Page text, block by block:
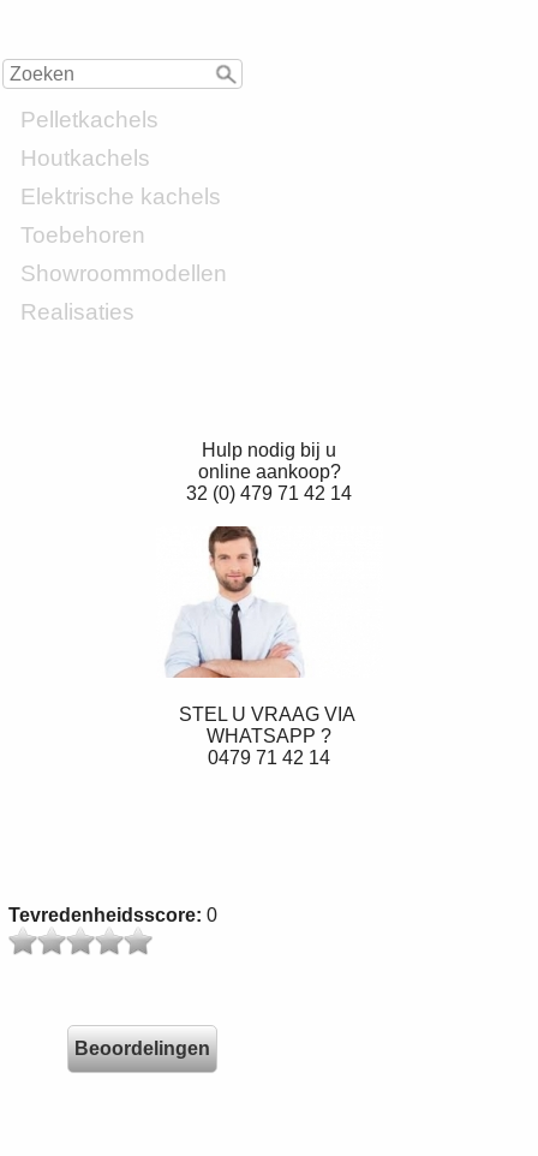
Pelletkachels
Houtkachels
Elektrische kachels
Toebehoren
Showroommodellen
Realisaties
Hulp nodig bij u
online aankoop?
32 (0) 479 71 42 14
STEL U VRAAG VIA
WHATSAPP ?
0479 71 42 14
Tevredenheidsscore: 0
Beoordelingen